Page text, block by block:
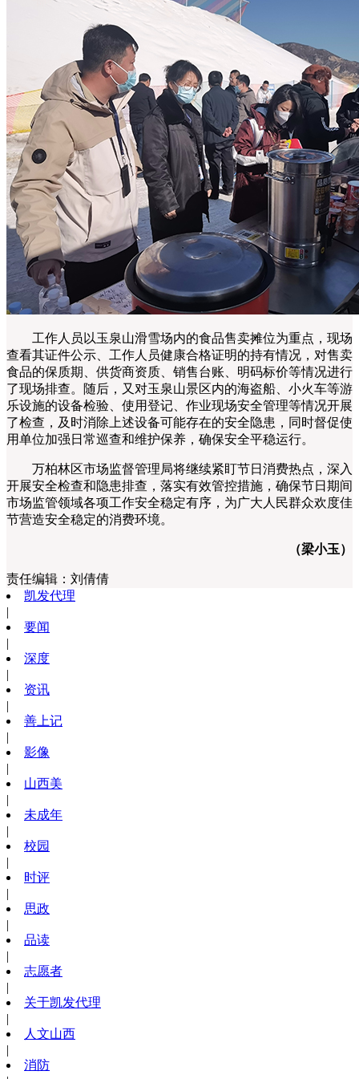
工作人员以玉泉山滑雪场内的食品售卖摊位为重点，现场
查看其证件公示、工作人员健康合格证明的持有情况，对售卖
食品的保质期、供货商资质、销售台账、明码标价等情况进行
了现场排查。随后，又对玉泉山景区内的海盗船、小火车等游
乐设施的设备检验、使用登记、作业现场安全管理等情况开展
了检查，及时消除上述设备可能存在的安全隐患，同时督促使
用单位加强日常巡查和维护保养，确保安全平稳运行。
万柏林区市场监督管理局将继续紧盯节日消费热点，深入
开展安全检查和隐患排查，落实有效管控措施，确保节日期间
市场监管领域各项工作安全稳定有序，为广大人民群众欢度佳
节营造安全稳定的消费环境。
（梁小玉）
责任编辑： 刘倩倩
凯发代理
|
要闻
|
深度
|
资讯
|
善上记
|
影像
|
山西美
|
未成年
|
校园
|
时评
|
思政
|
品读
|
志愿者
|
关于凯发代理
|
人文山西
|
消防